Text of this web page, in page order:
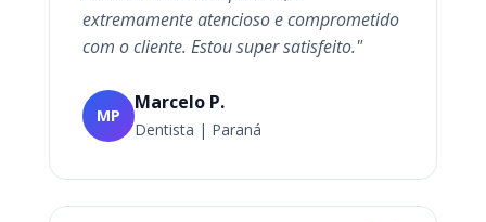
extremamente atencioso e comprometido
com o cliente. Estou super satisfeito."
MP
Marcelo P.
Dentista | Paraná